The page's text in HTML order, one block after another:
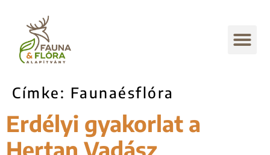
Címke: Faunaésflóra
Erdélyi gyakorlat a
Hertan Vadász